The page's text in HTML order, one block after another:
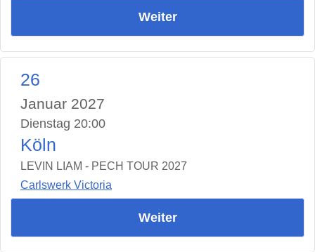
Weiter
26
Januar 2027
Dienstag 20:00
Köln
LEVIN LIAM - PECH TOUR 2027
Carlswerk Victoria
Weiter